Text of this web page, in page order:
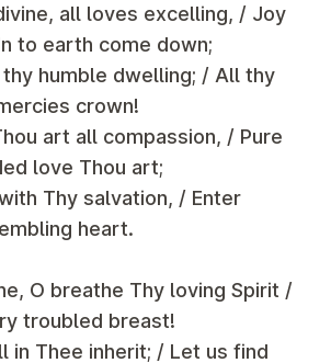
all loves excelling, / Joy
to earth come down;
thy humble dwelling; / All thy
crown!
art all compassion, / Pure
love Thou art;
Thy salvation, / Enter
heart.
O breathe Thy loving Spirit /
troubled breast!
in Thee inherit; / Let us find